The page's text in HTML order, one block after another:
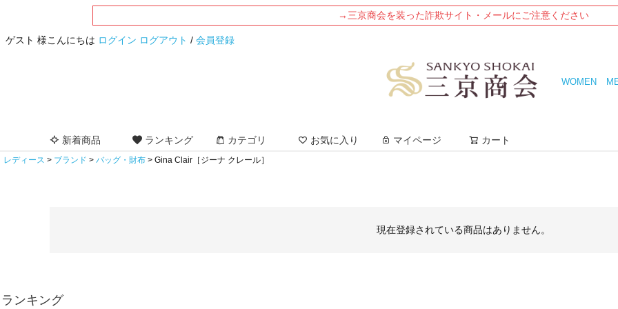
→三京商会を装った詐欺サイト・メールにご注意ください
ゲスト 様こんにちは ログイン ログアウト / 会員登録
WOMEN
新着商品 ランキング カテゴリ お気に入り マイページ カート
レディース ブランド バッグ・財布 Gina Clair［ジーナ クレール］
現在登録されている商品はありません。
ランキング